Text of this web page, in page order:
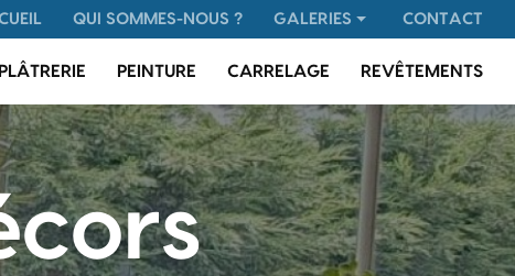
secondaireQUI SOMMES-NOUS ? GALERIES
Carrelage
Revêtements
CONTACT
PLÂTRERIE
PEINTURE CARRELAGE REVÊTEMENTS